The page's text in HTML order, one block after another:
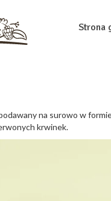
Strona
na surowo w
krwinek.